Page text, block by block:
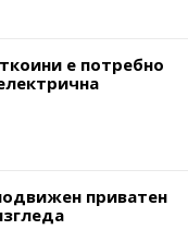
е потребно
приватен